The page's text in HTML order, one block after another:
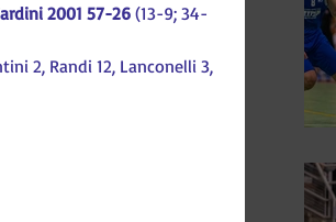
2001 57-26 (13-9; 34-
2, Randi 12, Lanconelli 3,